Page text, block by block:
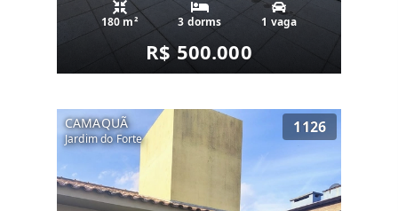
180 m² 3 dorms 1 vaga
R$ 500.000
CAMAQUÃ
Jardim do Forte
1126